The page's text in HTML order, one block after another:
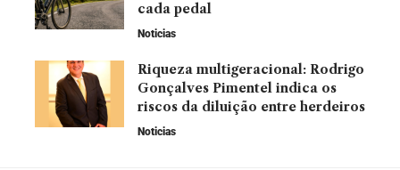
cada pedal
Noticias
Riqueza multigeracional: Rodrigo
Gonçalves Pimentel indica os
riscos da diluição entre herdeiros
Noticias